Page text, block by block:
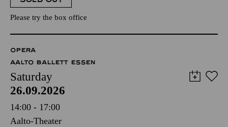
Please try the box office
OPERA
AALTO BALLETT ESSEN
Saturday
26.09.2026
14:00 - 17:00
Aalto-Theater